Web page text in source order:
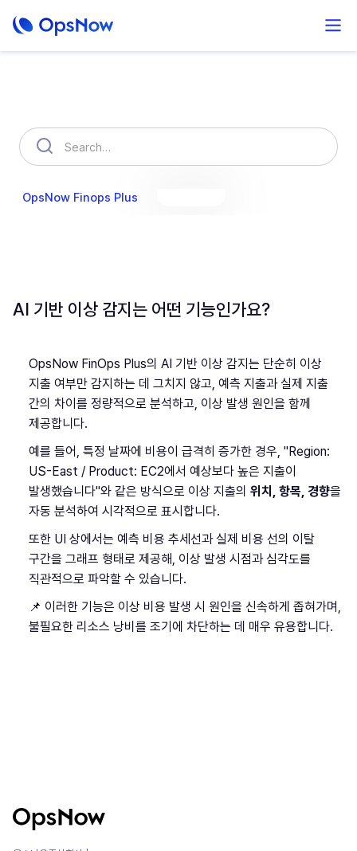
OpsNow Finops Plus
AI 기반 이상 감지는 어떤 기능인가요?
OpsNow FinOps Plus의 AI 기반 이상 감지는 단순히 이상
지출 여부만 감지하는 데 그치지 않고, 예측 지출과 실제 지출
간의 차이를 정량적으로 분석하고, 이상 발생 원인을 함께
제공합니다.
예를 들어, 특정 날짜에 비용이 급격히 증가한 경우, "Region:
US-East / Product: EC2에서 예상보다 높은 지출이
발생했습니다"와 같은 방식으로 이상 지출의 위치, 항목, 경향을
자동 분석하여 시각적으로 표시합니다.
또한 UI 상에서는 예측 비용 추세선과 실제 비용 선의 이탈
구간을 그래프 형태로 제공해, 이상 발생 시점과 심각도를
직관적으로 파악할 수 있습니다.
📌 이러한 기능은 이상 비용 발생 시 원인을 신속하게 좁혀가며,
불필요한 리소스 낭비를 조기에 차단하는 데 매우 유용합니다.